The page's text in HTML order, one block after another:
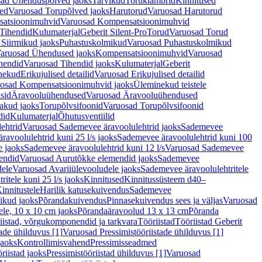
Varuosad Torupõlved jaoksHarutorudVaruosad Harutorud
Varuosad Kompensatsioonimuhvid
TihendidKulumaterjalGeberit Silent-ProTorudVaruosad Torud
Siirmikud jaoksPuhastuskolmikudVaruosad Puhastuskolmikud
Ühendused jaoksKompensatsioonimuhvidVaruosad
Varuosad Tihendid jaoksKulumaterjalGeberit
Erikujulised detailidVaruosad Erikujulised detailid
Kompensatsioonimuhvid jaoksÜleminekud teistele
ÄravooluühendusedVaruosad Äravooluühendused
jaoksTorupõlvsifoonidVaruosad Torupõlvsifoonid
KulumaterjalÕhutusventiilid
Varuosad Sademevee äravoolulehtrid jaoksSademevee
kuni 25 l/s jaoksSademevee äravoolulehtrid kuni 100
jaoksSademevee äravoolulehtrid kuni 12 l/sVaruosad Sademevee
Varuosad Aurutõkke elemendid jaoksSademevee
Varuosad Avariiülevooludele jaoksSademevee äravoolulehtritele
kuni 25 l/s jaoksKinnitusedKinnitussüsteem d40–
Harilik katusekuivendusSademevee
jaoksPõrandakuivendusPinnasekuivendus sees ja väljasVaruosad
10 x 10 cm jaoksPõrandaäravoolud 13 x 13 cmPõranda
võrgukomponendid ja tarkvaraTööriistadTööriistad Geberit
ühilduvus [1]Varuosad Pressimistööriistade ühilduvus [1]
KontrollimisvahendPressimisseadmed
jaoksPressimistööriistad ühilduvus [1]Varuosad